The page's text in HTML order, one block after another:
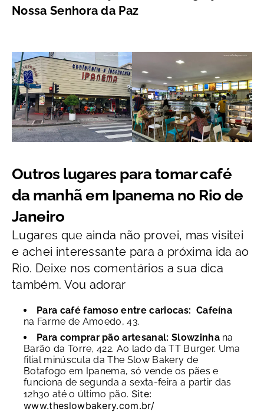
Nossa Senhora da Paz
Outros lugares para tomar café
da manhã em Ipanema no Rio de
Janeiro
Lugares que ainda não provei, mas visitei
e achei interessante para a próxima ida ao
Rio. Deixe nos comentários a sua dica
também. Vou adorar
Para café famoso entre cariocas: Cafeína
na Farme de Amoedo, 43.
Para comprar pão artesanal: Slowzinhana
Barão da Torre, 422. Ao lado da TT Burger. Uma
filial minúscula da The Slow Bakery de
Botafogo em Ipanema, só vende os pães e
funciona de segunda a sexta-feira a partir das
12h30 até o último pão. Site:
www.theslowbakery.com.br/